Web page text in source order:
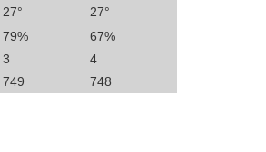
27°
27°
79%
67%
3
4
749
748